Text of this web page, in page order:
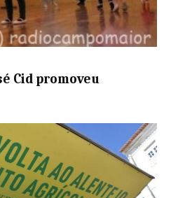
Cid promoveu